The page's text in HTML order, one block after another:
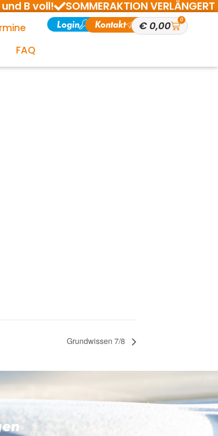
und B voll! SOMMERAKTION
FAQ
Login Kontakt € 0,00 0
Grundwissen 7/8